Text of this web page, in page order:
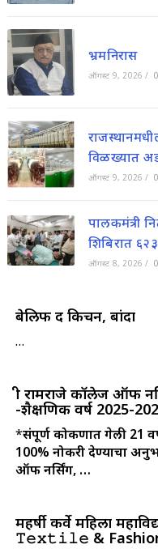
भ्रमनिरास
ऑगस्ट 9, 2026 /
विळख्यात
ऑगस्ट 9, 2026 /
पालकमंत्री
शिबिरात
ऑगस्ट 8, 2026 /
बेलिफ द किचन, बांदा
…
श्री रामराजे कॉलेज ऑफ
-शैक्षणिक वर्ष 2025-
*संपूर्ण कोकणात गेली 21
100% नोकरी देण्याचा
ऑफ नर्सिंग, …
महर्षी कर्वे महिला
𝚃𝚎𝚡𝚝𝚒𝚕𝚎 &